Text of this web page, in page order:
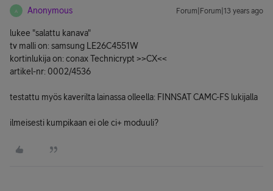
A Anonymous Forum|Forum|13 years ago
lukee "salattu kanava"
tv malli on: samsung LE26C4551W
kortinlukija on: conax Technicrypt >>CX<<
artikel-nr: 0002/4536
testattu myös kaverilta lainassa olleella: FINNSAT CAMC-FS lukijalla
ilmeisesti kumpikaan ei ole ci+ moduuli?